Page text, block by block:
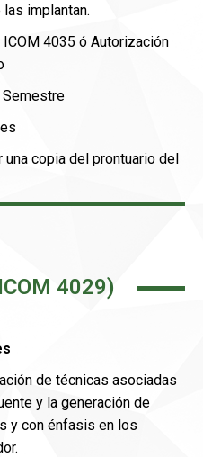
implantan.
4035 ó Autorización
Semestre
una copia del prontuario del
4029)
de técnicas asociadas
y la generación de
y con énfasis en los